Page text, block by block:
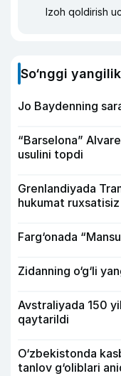
Izoh qoldirish
So‘nggi
Jo Baydenning
“Barselona”
usulini topdi
Grenlandiyada
hukumat
Farg‘onada
Zidanning o‘g‘li
Avstraliyada 150
qaytarildi
O‘zbekistonda
tanlov g‘oliblari